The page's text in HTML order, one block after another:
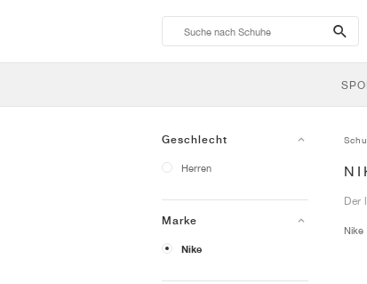
btn
Geschlecht
Herren
Marke
Nike
Der
Nike